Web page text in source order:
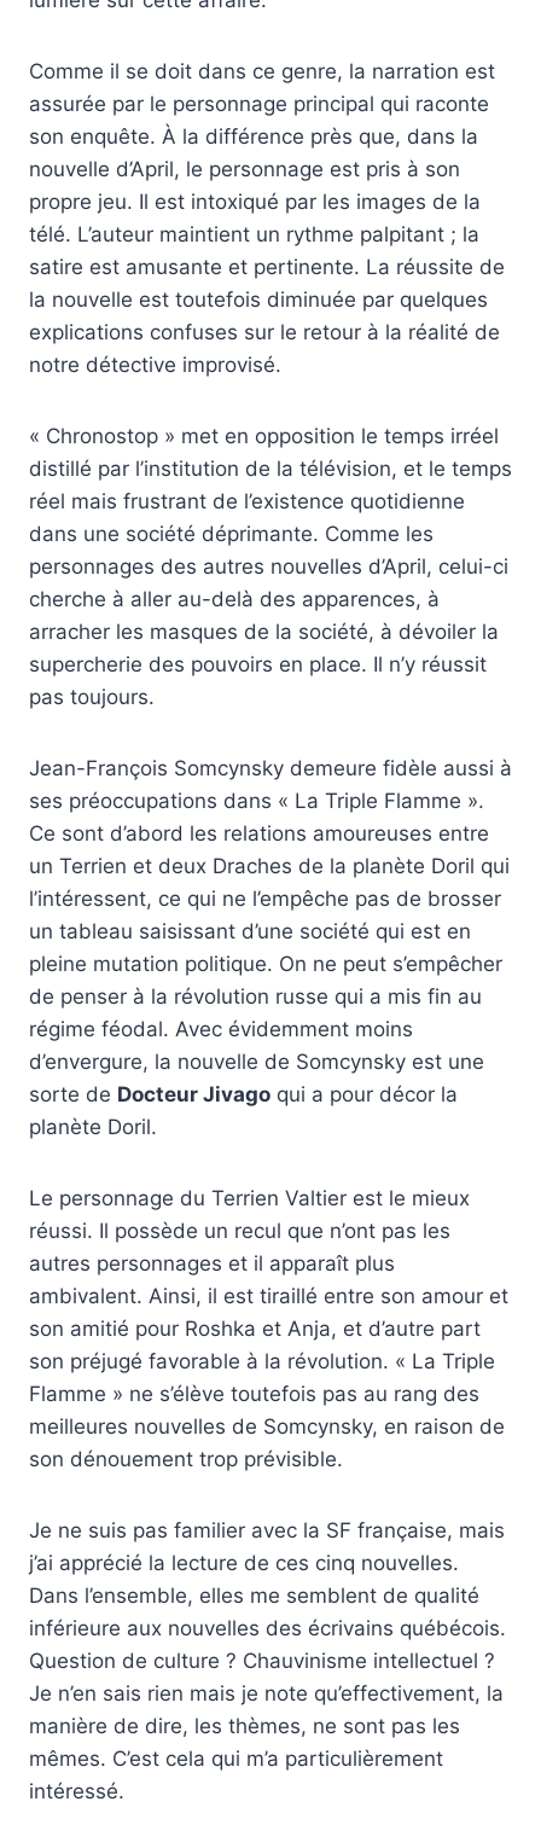
Comme il se doit dans ce genre, la narration est
assurée par le personnage principal qui raconte
son enquête. À la différence près que, dans la
nouvelle d’April, le personnage est pris à son
propre jeu. Il est intoxiqué par les images de la
télé. L’auteur maintient un rythme palpitant ; la
satire est amusante et pertinente. La réussite de
la nouvelle est toutefois diminuée par quelques
explications confuses sur le retour à la réalité de
notre détective improvisé.
« Chronostop » met en opposition le temps irréel
distillé par l’institution de la télévision, et le temps
réel mais frustrant de l’existence quotidienne
dans une société déprimante. Comme les
personnages des autres nouvelles d’April, celui-ci
cherche à aller au-delà des apparences, à
arracher les masques de la société, à dévoiler la
supercherie des pouvoirs en place. Il n’y réussit
pas toujours.
Jean-François Somcynsky demeure fidèle aussi à
ses préoccupations dans « La Triple Flamme ».
Ce sont d’abord les relations amoureuses entre
un Terrien et deux Draches de la planète Doril qui
l’intéressent, ce qui ne l’empêche pas de brosser
un tableau saisissant d’une société qui est en
pleine mutation politique. On ne peut s’empêcher
de penser à la révolution russe qui a mis fin au
régime féodal. Avec évidemment moins
d’envergure, la nouvelle de Somcynsky est une
sorte de Docteur Jivago qui a pour décor la
planète Doril.
Le personnage du Terrien Valtier est le mieux
réussi. Il possède un recul que n’ont pas les
autres personnages et il apparaît plus
ambivalent. Ainsi, il est tiraillé entre son amour et
son amitié pour Roshka et Anja, et d’autre part
son préjugé favorable à la révolution. « La Triple
Flamme » ne s’élève toutefois pas au rang des
meilleures nouvelles de Somcynsky, en raison de
son dénouement trop prévisible.
Je ne suis pas familier avec la SF française, mais
j’ai apprécié la lecture de ces cinq nouvelles.
Dans l’ensemble, elles me semblent de qualité
inférieure aux nouvelles des écrivains québécois.
Question de culture ? Chauvinisme intellectuel ?
Je n’en sais rien mais je note qu’effectivement, la
manière de dire, les thèmes, ne sont pas les
mêmes. C’est cela qui m’a particulièrement
intéressé.